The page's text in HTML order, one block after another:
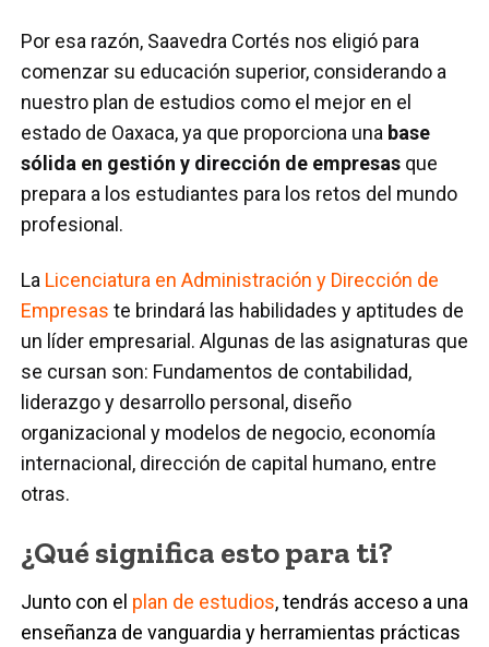
Por esa razón, Saavedra Cortés nos eligió para
comenzar su educación superior, considerando a
nuestro plan de estudios como el mejor en el
estado de Oaxaca, ya que proporciona una base
sólida en gestión y dirección de empresas que
prepara a los estudiantes para los retos del mundo
profesional.
La Licenciatura en Administración y Dirección de
Empresas te brindará las habilidades y aptitudes de
un líder empresarial. Algunas de las asignaturas que
se cursan son: Fundamentos de contabilidad,
liderazgo y desarrollo personal, diseño
organizacional y modelos de negocio, economía
internacional, dirección de capital humano, entre
otras.
¿Qué significa esto para ti?
Junto con el plan de estudios, tendrás acceso a una
enseñanza de vanguardia y herramientas prácticas